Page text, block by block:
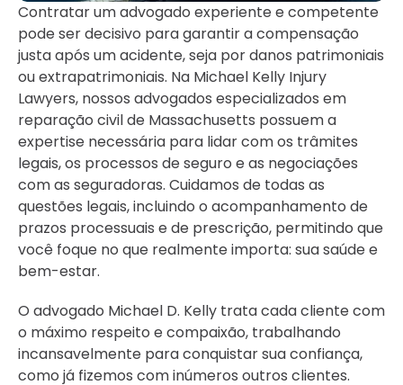
Contratar um advogado experiente e competente
pode ser decisivo para garantir a compensação
justa após um acidente, seja por danos patrimoniais
ou extrapatrimoniais. Na Michael Kelly Injury
Lawyers, nossos advogados especializados em
reparação civil de Massachusetts possuem a
expertise necessária para lidar com os trâmites
legais, os processos de seguro e as negociações
com as seguradoras. Cuidamos de todas as
questões legais, incluindo o acompanhamento de
prazos processuais e de prescrição, permitindo que
você foque no que realmente importa: sua saúde e
bem-estar.
O advogado Michael D. Kelly trata cada cliente com
o máximo respeito e compaixão, trabalhando
incansavelmente para conquistar sua confiança,
como já fizemos com inúmeros outros clientes.